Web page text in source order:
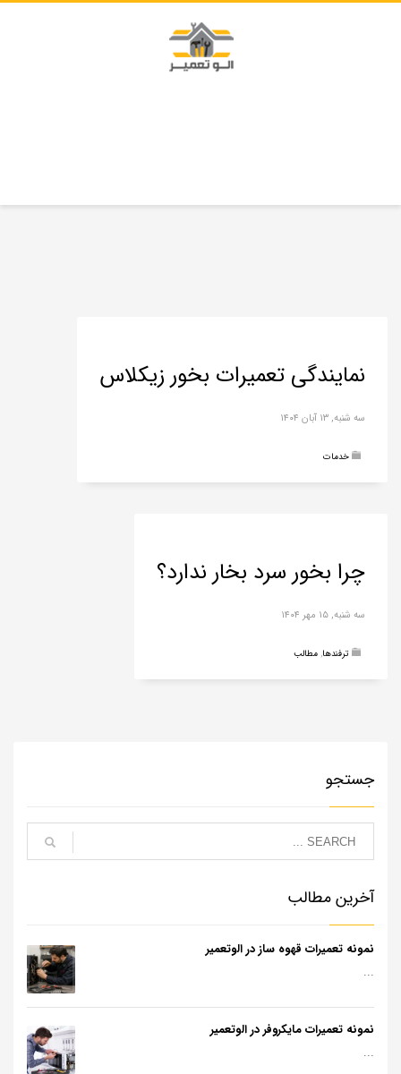
نمایندگی تعمیرات بخور زیکلاس
سه شنبه, ۱۳ آبان ۱۴۰۴
خدمات
چرا بخور سرد بخار ندارد؟
سه شنبه, ۱۵ مهر ۱۴۰۴
ترفندها, مطالب
جستجو
آخرین مطالب
نمونه تعمیرات قهوه ساز در الوتعمیر
...
نمونه تعمیرات مایکروفر در الوتعمیر
...